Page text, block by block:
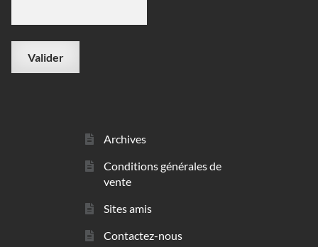
Archives
Conditions générales de
vente
Sites amis
Contactez-nous